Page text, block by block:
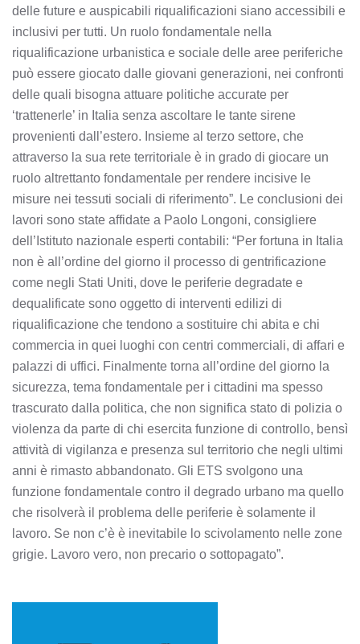
delle future e auspicabili riqualificazioni siano accessibili e
inclusivi per tutti. Un ruolo fondamentale nella
riqualificazione urbanistica e sociale delle aree periferiche
può essere giocato dalle giovani generazioni, nei confronti
delle quali bisogna attuare politiche accurate per
‘trattenerle’ in Italia senza ascoltare le tante sirene
provenienti dall’estero. Insieme al terzo settore, che
attraverso la sua rete territoriale è in grado di giocare un
ruolo altrettanto fondamentale per rendere incisive le
misure nei tessuti sociali di riferimento”. Le conclusioni dei
lavori sono state affidate a Paolo Longoni, consigliere
dell’Istituto nazionale esperti contabili: “Per fortuna in Italia
non è all’ordine del giorno il processo di gentrificazione
come negli Stati Uniti, dove le periferie degradate e
dequalificate sono oggetto di interventi edilizi di
riqualificazione che tendono a sostituire chi abita e chi
commercia in quei luoghi con centri commerciali, di affari e
palazzi di uffici. Finalmente torna all’ordine del giorno la
sicurezza, tema fondamentale per i cittadini ma spesso
trascurato dalla politica, che non significa stato di polizia o
violenza da parte di chi esercita funzione di controllo, bensì
attività di vigilanza e presenza sul territorio che negli ultimi
anni è rimasto abbandonato. Gli ETS svolgono una
funzione fondamentale contro il degrado urbano ma quello
che risolverà il problema delle periferie è solamente il
lavoro. Se non c’è è inevitabile lo scivolamento nelle zone
grigie. Lavoro vero, non precario o sottopagato”.